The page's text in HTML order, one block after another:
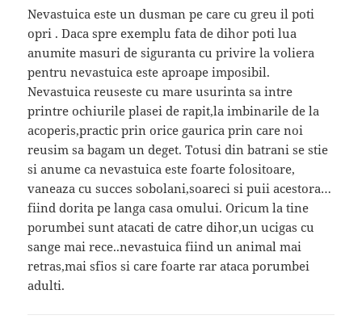
Nevastuica este un dusman pe care cu greu il poti
opri . Daca spre exemplu fata de dihor poti lua
anumite masuri de siguranta cu privire la voliera
pentru nevastuica este aproape imposibil.
Nevastuica reuseste cu mare usurinta sa intre
printre ochiurile plasei de rapit,la imbinarile de la
acoperis,practic prin orice gaurica prin care noi
reusim sa bagam un deget. Totusi din batrani se stie
si anume ca nevastuica este foarte folositoare,
vaneaza cu succes sobolani,soareci si puii acestora…
fiind dorita pe langa casa omului. Oricum la tine
porumbei sunt atacati de catre dihor,un ucigas cu
sange mai rece..nevastuica fiind un animal mai
retras,mai sfios si care foarte rar ataca porumbei
adulti.